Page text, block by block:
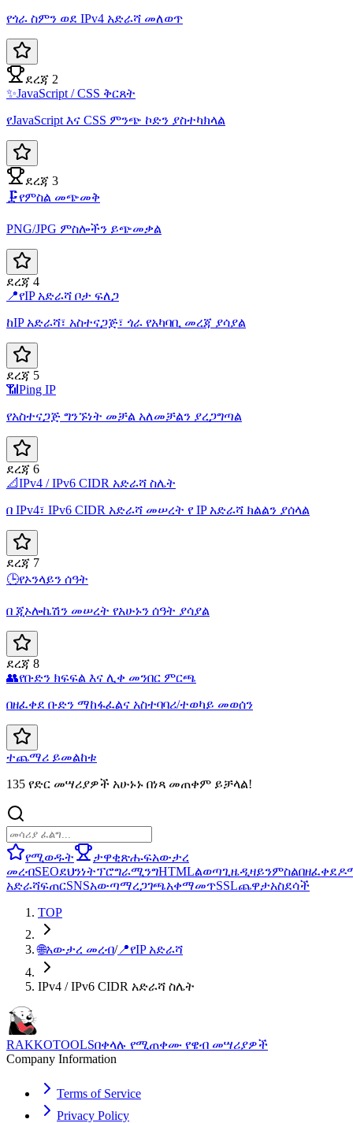
የጎራ ስምን ወደ IPv4 አድራሻ መለወጥ
ደረጃ 2
✨JavaScript / CSS ቅርጸት
የJavaScript እና CSS ምንጭ ኮድን ያስተካክላል
ደረጃ 3
🗜️የምስል መጭመቅ
PNG/JPG ምስሎችን ይጭመቃል
ደረጃ 4
📍የIP አድራሻ ቦታ ፍለጋ
ከIP አድራሻ፣ አስተናጋጅ፣ ጎራ የአካባቢ መረጃ ያሳያል
ደረጃ 5
📶 Ping IP
የአስተናጋጅ ግንኙነት መቻል አለመቻልን ያረጋግጣል
ደረጃ 6
📐IPv4 / IPv6 CIDR አድራሻ ስሌት
በ IPv4፣ IPv6 CIDR አድራሻ መሠረት የ IP አድራሻ ክልልን ያሰላል
ደረጃ 7
🕒የኦንላይን ሰዓት
በ ጂኦሎኬሽን መሠረት የአሁኑን ሰዓት ያሳያል
ደረጃ 8
👥የቡድን ክፍፍል እና ሊቀ መንበር ምርጫ
በዘፈቀደ ቡድን ማከፋፈልና አስተባባሪ/ተወካይ መወሰን
ተጨማሪ ይመልከቱ
135 የድር መሣሪያዎች አሁኑኑ በነጻ መጠቀም ይቻላል!
የሚወዱት ታዋቂጽሑፍአውታረ
መረብSEOደህንነትፕሮግራሚንግHTMLልወጣጊዜዲዛይንምስልበዘፈቀደ
አድራሻፍጠርSNSአውጣማረጋገጫአቀማመጥSSLጨዋታአስደሳች
TOP
🌐አውታረ መረብ/📍የIP አድራሻ
IPv4 / IPv6 CIDR አድራሻ ስሌት
RAKKOTOOLSበቀላሉ የሚጠቀሙ የዌብ መሣሪያዎች
Company Information
Terms of Service
Privacy Policy